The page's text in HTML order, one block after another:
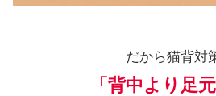
だから猫背対
「背中より足